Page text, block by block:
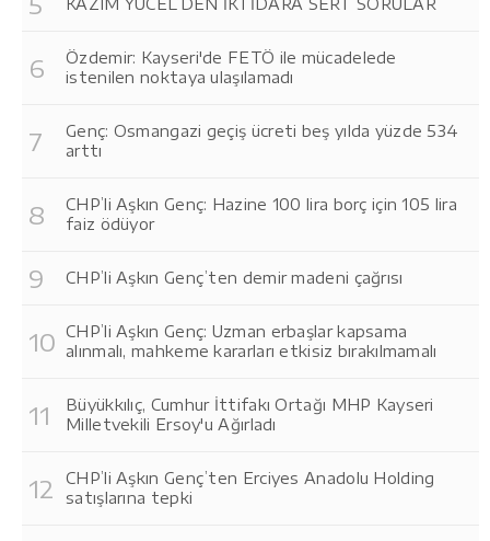
KAZIM YÜCEL’DEN İKTİDARA SERT SORULAR
Özdemir: Kayseri'de FETÖ ile mücadelede
istenilen noktaya ulaşılamadı
Genç: Osmangazi geçiş ücreti beş yılda yüzde 534
arttı
CHP’li Aşkın Genç: Hazine 100 lira borç için 105 lira
faiz ödüyor
CHP’li Aşkın Genç’ten demir madeni çağrısı
CHP’li Aşkın Genç: Uzman erbaşlar kapsama
alınmalı, mahkeme kararları etkisiz bırakılmamalı
Büyükkılıç, Cumhur İttifakı Ortağı MHP Kayseri
Milletvekili Ersoy'u Ağırladı
CHP’li Aşkın Genç’ten Erciyes Anadolu Holding
satışlarına tepki